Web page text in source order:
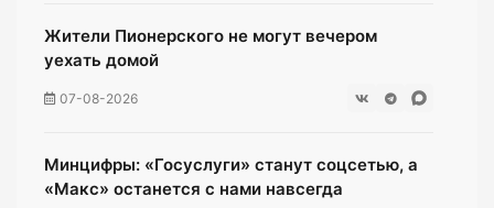
Жители Пионерского не могут вечером
уехать домой
07-08-2026
Минцифры: «Госуслуги» станут соцсетью, а
«Макс» останется с нами навсегда